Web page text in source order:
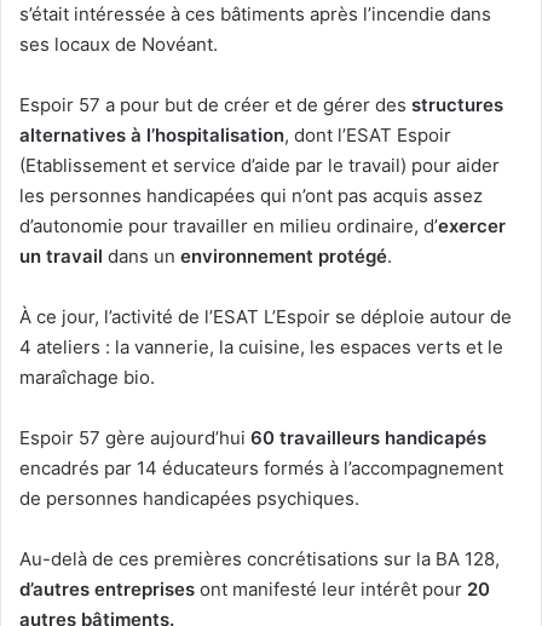
s’était intéressée à ces bâtiments après l’incendie dans
ses locaux de Novéant.
Espoir 57 a pour but de créer et de gérer des structures
alternatives à l’hospitalisation, dont l’ESAT Espoir
(Etablissement et service d’aide par le travail) pour aider
les personnes handicapées qui n’ont pas acquis assez
d’autonomie pour travailler en milieu ordinaire, d’exercer
un travail dans un environnement protégé.
À ce jour, l’activité de l’ESAT L’Espoir se déploie autour de
4 ateliers : la vannerie, la cuisine, les espaces verts et le
maraîchage bio.
Espoir 57 gère aujourd’hui 60 travailleurs handicapés
encadrés par 14 éducateurs formés à l’accompagnement
de personnes handicapées psychiques.
Au-delà de ces premières concrétisations sur la BA 128,
d’autres entreprises ont manifesté leur intérêt pour 20
autres bâtiments.